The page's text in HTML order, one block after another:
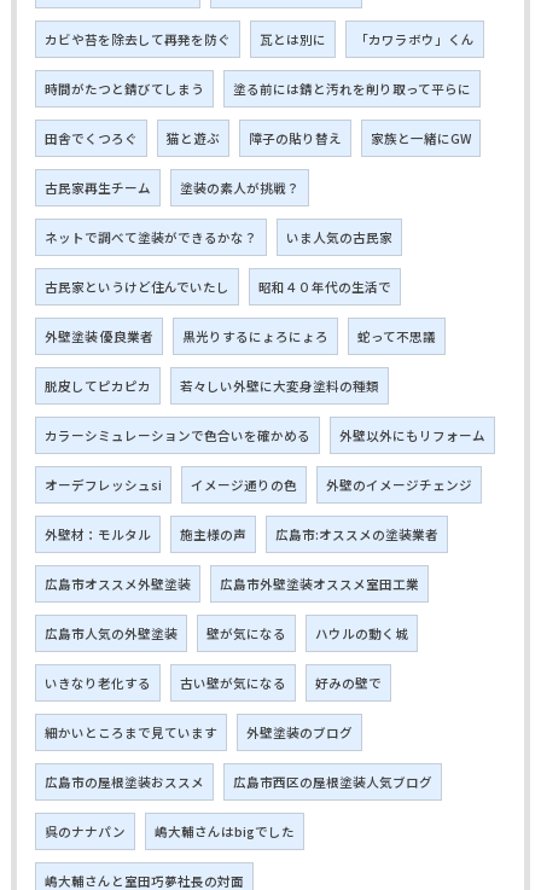
カビや苔を除去して再発を防ぐ 瓦とは別に 「カワラボウ」くん
時間がたつと錆びてしまう 塗る前には錆と汚れを削り取って平らに
田舎でくつろぐ 猫と遊ぶ 障子の貼り替え 家族と一緒にGW
古民家再生チーム 塗装の素人が挑戦？
ネットで調べて塗装ができるかな？ いま人気の古民家
古民家というけど住んでいたし 昭和４０年代の生活で
外壁塗装 優良業者 黒光りするにょろにょろ 蛇って不思議
脱皮してピカピカ 若々しい外壁に大変身塗料の種類
カラーシミュレーションで色合いを確かめる 外壁以外にもリフォーム
オーデフレッシュsi イメージ通りの色 外壁のイメージチェンジ
外壁材：モルタル 施主様の声 広島市:オススメの塗装業者
広島市オススメ外壁塗装 広島市外壁塗装オススメ室田工業
広島市人気の外壁塗装 壁が気になる ハウルの動く城
いきなり老化する 古い壁が気になる 好みの壁で
細かいところまで見ています 外壁塗装のブログ
広島市の屋根塗装おススメ 広島市西区の屋根塗装人気ブログ
呉のナナパン 嶋大輔さんはbigでした
嶋大輔さんと室田巧夢社長の対面